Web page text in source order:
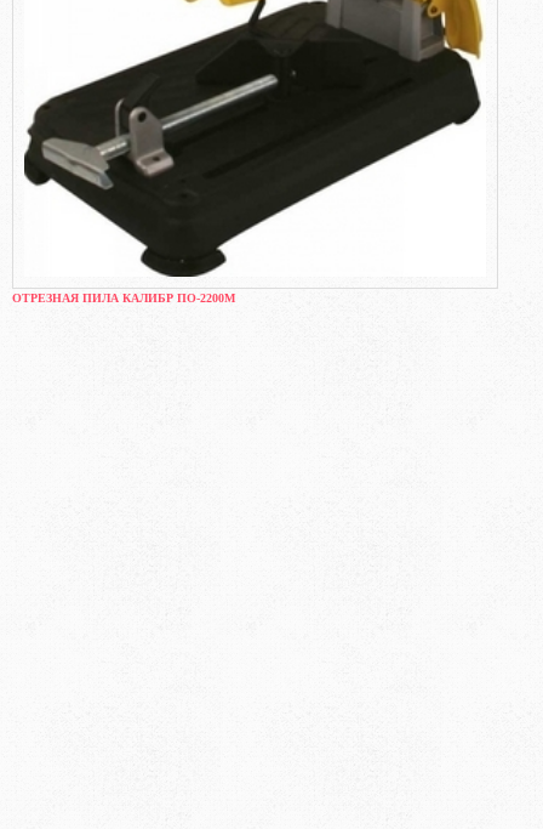
ОТРЕЗНАЯ ПИЛА КАЛИБР ПО-2200М